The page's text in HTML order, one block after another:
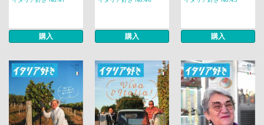
購入 購入 購入